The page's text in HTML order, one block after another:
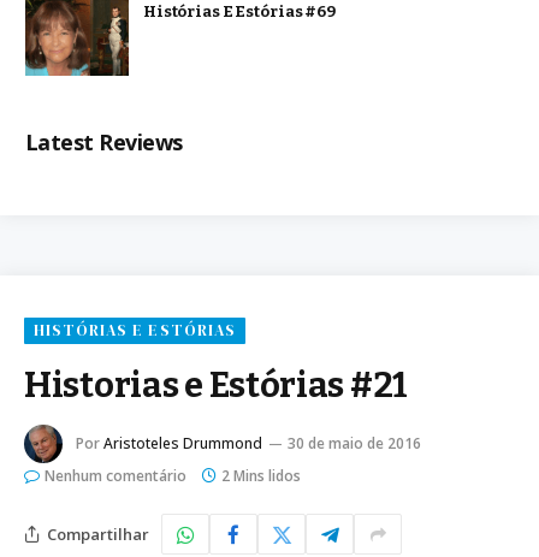
Histórias E Estórias #69
Latest Reviews
HISTÓRIAS E ESTÓRIAS
Historias e Estórias #21
PorAristoteles Drummond
30 de maio de 2016
Nenhum comentário
2 Mins lidos
Compartilhar